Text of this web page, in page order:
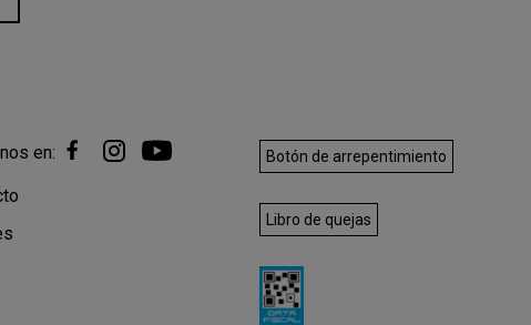
en: Botón de arrepentimiento
Libro de quejas